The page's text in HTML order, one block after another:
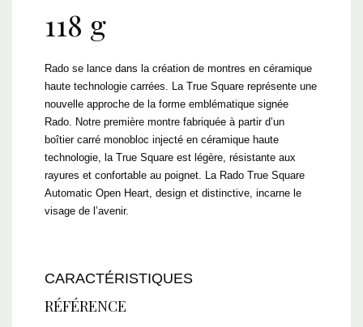
118 g
Rado se lance dans la création de montres en céramique
haute technologie carrées. La True Square représente une
nouvelle approche de la forme emblématique signée
Rado. Notre première montre fabriquée à partir d’un
boîtier carré monobloc injecté en céramique haute
technologie, la True Square est légère, résistante aux
rayures et confortable au poignet. La Rado True Square
Automatic Open Heart, design et distinctive, incarne le
visage de l’avenir.
CARACTÉRISTIQUES
RÉFÉRENCE